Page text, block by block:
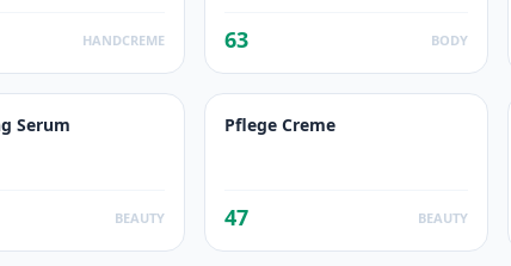
HANDCREME 63 BODY
Serum
BEAUTY
Pflege Creme
47 BEAUTY